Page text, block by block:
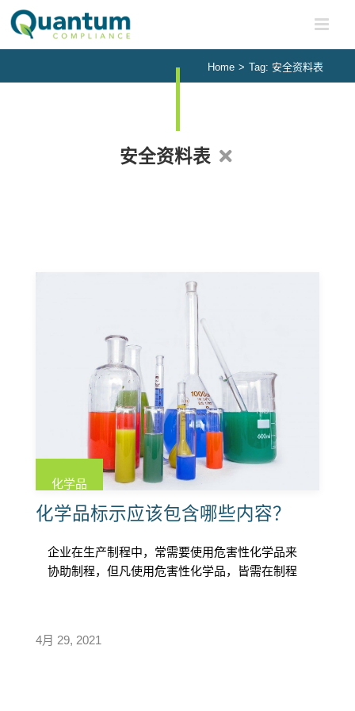
Skip
content
Home > Tag: 安全资料表
安全资料表
化学品
化学品标示应该包含哪些内容？
4月 29, 2021
企业在生产制程中，常需要使用危害性化学品来
协助制程，但凡使用危害性化学品，皆需在制程